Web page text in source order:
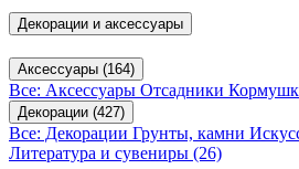
Декорации и аксессуары
Аксессуары (164)
Все: Аксессуары Отсадники
Декорации (427)
Все: Декорации Грунты, камни
Литература и сувениры (26)